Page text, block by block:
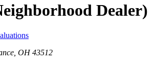
Dealer)
OH 43512